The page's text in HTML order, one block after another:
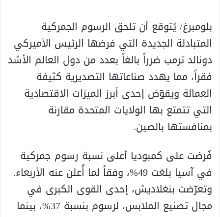
بلومبرغ/ يُتوقع أن تلحق الرسوم الجمركية
المتبادلة الجديدة التي فرضها الرئيس الأميركي
دونالد ترمب ضرراً بالغاً بعدد من دول العالم الأشد
فقراً، مما يهدد صناعاتها التصديرية كثيفة
العمالة ويقوّض إحدى أبرز الميزات الاقتصادية
التي تتمتع بها الولايات المتحدة مقارنة
بمنافستها بالصين.
فُرضت على كمبوديا أعلى نسبة رسوم جمركية
في آسيا بلغت 49%، وفقاً لما أُعلن عنه الأربعاء.
وتعرّضت بنغلاديش، إحدى القوى الكبرى في
مجال تصنيع الملابس، لرسوم بنسبة 37%، بينما